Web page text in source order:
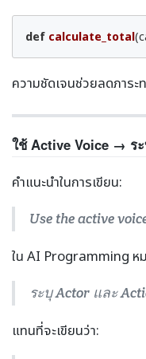
def calculate_total
ความชัดเจนช่วยลดภาร
ใช้ Active Voice → ร
คำแนะนำในการเขียน:
Use the active
ใน AI Programming ห
ระบุ Actor และ
แทนที่จะเขียนว่า: